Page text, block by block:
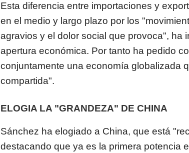
Esta diferencia entre importaciones y
en el medio y largo plazo por los
agravios y el dolor social que provoca", ha
apertura económica. Por tanto ha pedido
conjuntamente una economía globalizada
compartida".
ELOGIA LA "GRANDEZA" DE CHINA
Sánchez ha elogiado a China, que está
destacando que ya es la primera potencia